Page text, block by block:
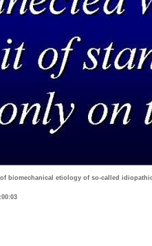
of biomechanical etiology of so-called